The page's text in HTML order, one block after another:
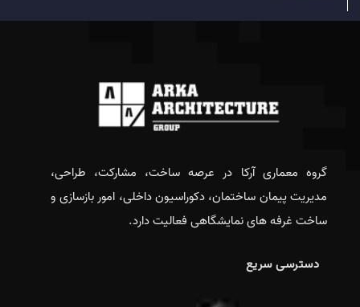
گروه معماری آرکا در عرصه ساخت، مشارکت، طراحی،
مدیریت پیمان ساختمان، دکوراسیون داخلی، امور بازسازی و
ساخت غرفه های نمایشگاهی فعالیت دارد.
دسترسی سریع